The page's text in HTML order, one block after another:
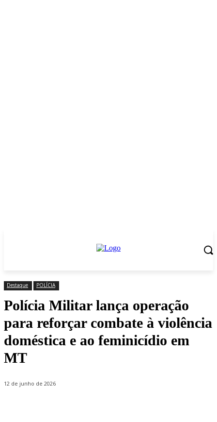
Destaque POLÍCIA
Polícia Militar lança operação
para reforçar combate à violência
doméstica e ao feminicídio em
MT
12 de junho de 2026